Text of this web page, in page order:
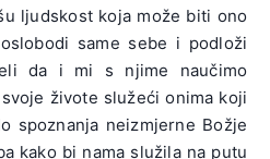
ljudskost koja može biti ono
same sebe i podloži
da i mi s njime naučimo
živote služeći onima koji
spoznanja neizmjerne Božje
kako bi nama služila na putu